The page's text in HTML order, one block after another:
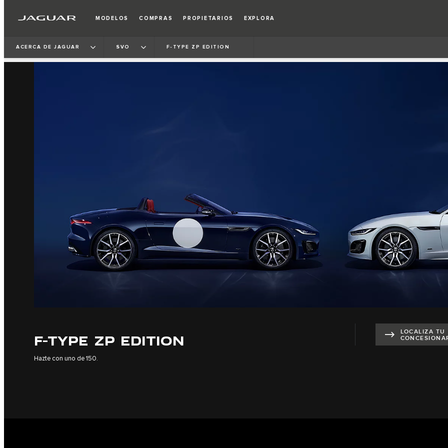
MODELOS COMPRAS PROPIETARIOS EXPLORA
ACERCA DE JAGUAR SVO F-TYPE ZP EDITION
F-TYPE ZP EDITION
Hazte con uno de 150.
LOCALIZA TU